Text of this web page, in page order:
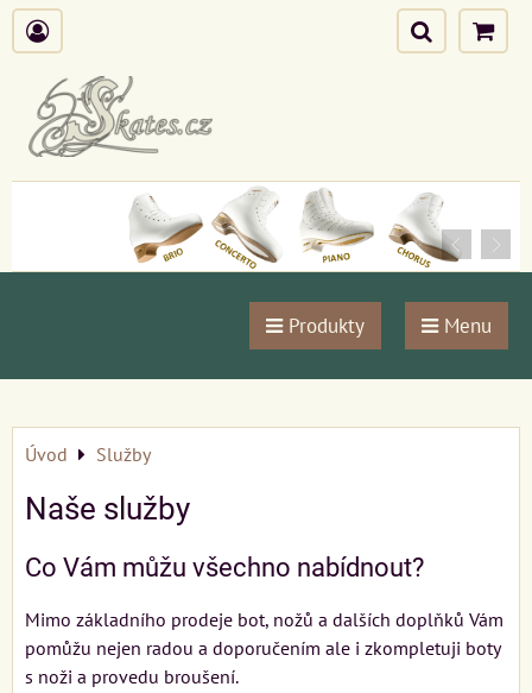
Produkty Menu
Úvod Služby
Naše služby
Co Vám můžu všechno nabídnout?
Mimo základního prodeje bot, nožů a dalších doplňků Vám
pomůžu nejen radou a doporučením ale i zkompletuji boty
s noži a provedu broušení.